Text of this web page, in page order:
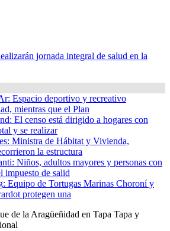
jornada integral de salud en la
: Espacio deportivo y recreativo
mientras que el Plan
: El censo está dirigido a hogares con
y se realizar
: Ministra de Hábitat y Vivienda,
la estructura
: Niños, adultos mayores y personas con
impuesto de salid
: Equipo de Tortugas Marinas Choroní y
protegen una